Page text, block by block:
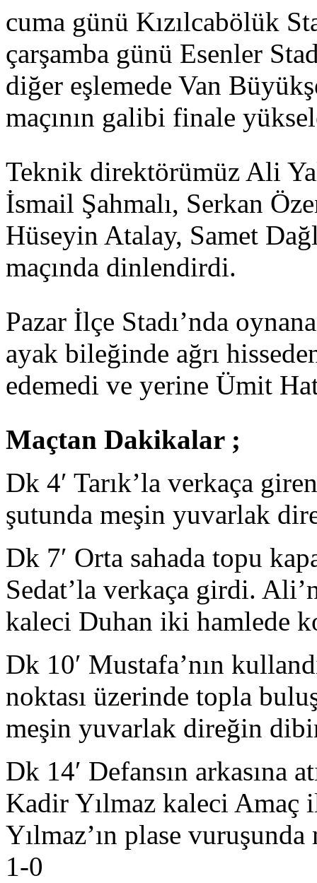
cuma günü Kızılcabölük
çarşamba günü Esenler
diğer eşlemede Van
maçının galibi finale
Teknik direktörümüz Ali
İsmail Şahmalı, Serkan
Hüseyin Atalay, Samet
maçında dinlendirdi.
Pazar İlçe Stadı’nda
ayak bileğinde ağrı
edemedi ve yerine Ümit
Maçtan Dakikalar ;
Dk 4′ Tarık’la verkaça
şutunda meşin yuvarlak
Dk 7′ Orta sahada topu
Sedat’la verkaça girdi.
kaleci Duhan iki hamlede
Dk 10′ Mustafa’nın
noktası üzerinde topla
meşin yuvarlak direğin
Dk 14′ Defansın arkasına
Kadir Yılmaz kaleci Amaç
Yılmaz’ın plase
1-0